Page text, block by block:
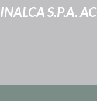
INALCA S.P.A.